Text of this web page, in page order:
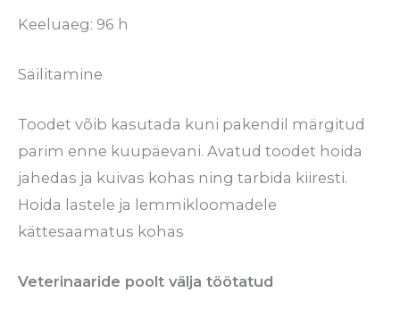
Keeluaeg: 96 h
Säilitamine
Toodet võib kasutada kuni pakendil märgitud
parim enne kuupäevani. Avatud toodet hoida
jahedas ja kuivas kohas ning tarbida kiiresti.
Hoida lastele ja lemmikloomadele
kättesaamatus kohas
Veterinaaride poolt välja töötatud